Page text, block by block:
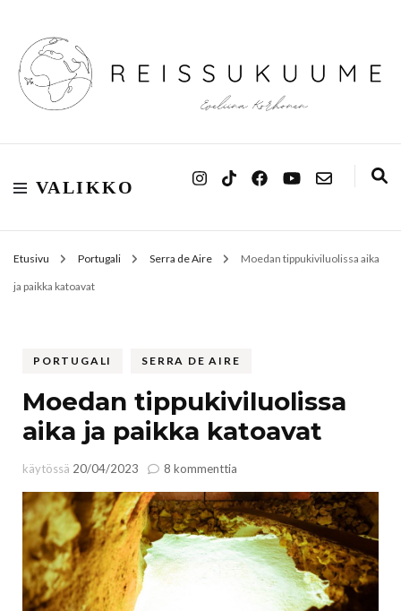
Reissukuume
VALIKKO
Etusivu Portugali Serra de Aire Moedan tippukiviluolissa aika
ja paikka katoavat
PORTUGALI SERRA DE AIRE
Moedan tippukiviluolissa
aika ja paikka katoavat
käytössä 20/04/2023 8 kommenttia
tippukiviluolissa
aika
ja
paikka
katoavat